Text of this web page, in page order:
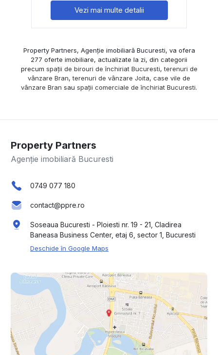
Vezi mai multe detalii
Property Partners, Agenție imobiliară Bucuresti, va ofera
277 oferte imobiliare, actualizate la zi, din categorii
precum spații de birouri de închiriat Bucuresti,terenuri de
vânzare Bran,terenuri de vânzare Joita, case vile de
vânzare Bran sau spații comerciale de închiriat Bucuresti.
Property Partners
Agenție imobiliară Bucuresti
0749 077 180
contact@ppre.ro
Soseaua Bucuresti - Ploiesti nr. 19 - 21, Cladirea
Baneasa Business Center, etaj 6, sector 1, Bucuresti
Deschide în Google Maps